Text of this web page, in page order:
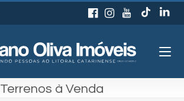
Terrenos à Venda